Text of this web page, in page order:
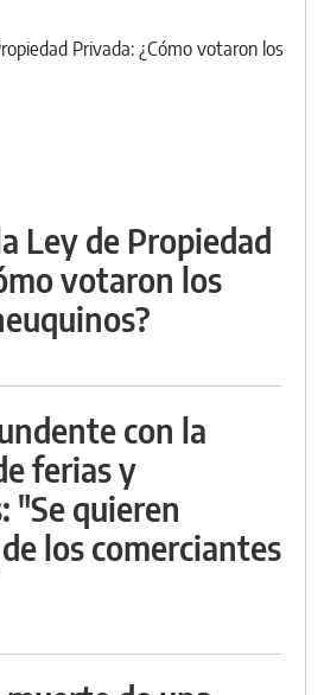
Ley de Propiedad
votaron los
con la
ferias y
"Se quieren
los comerciantes